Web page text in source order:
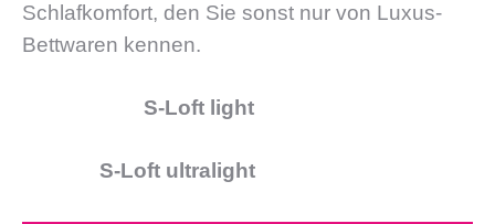
Schlafkomfort, den Sie sonst nur von Luxus-
Bettwaren kennen.
S-Loft light
S-Loft ultralight